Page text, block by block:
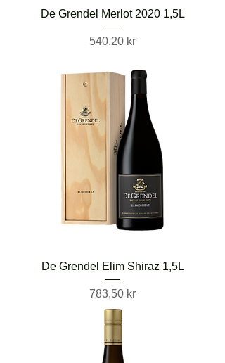
De Grendel Merlot 2020 1,5L
Pris
540,20 kr
De Grendel Elim Shiraz 1,5L
Pris
783,50 kr